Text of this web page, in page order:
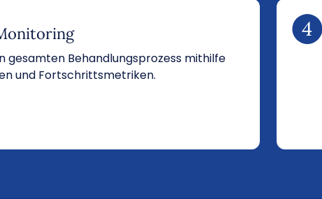
gesamten Behandlungsprozess mithilfe
und Fortschrittsmetriken.